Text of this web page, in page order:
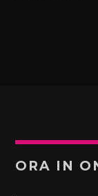
ORA IN